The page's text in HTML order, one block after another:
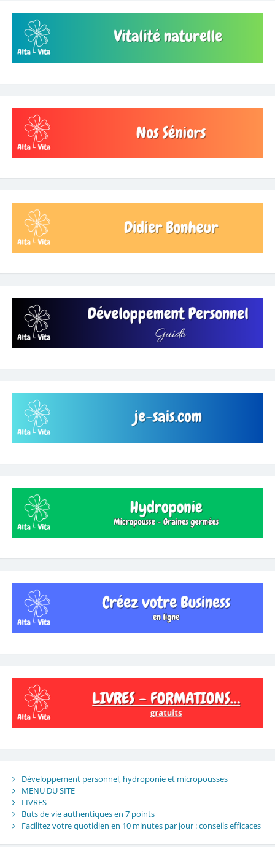
Développement personnel, hydroponie et micropousses
MENU DU SITE
LIVRES
Buts de vie authentiques en 7 points
Facilitez votre quotidien en 10 minutes par jour : conseils efficaces